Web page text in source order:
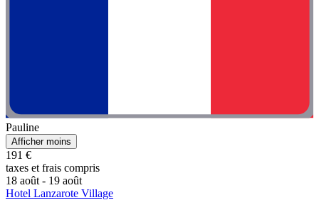
Pauline
Afficher moins
191 €
taxes et frais compris
18 août - 19 août
Hotel Lanzarote Village